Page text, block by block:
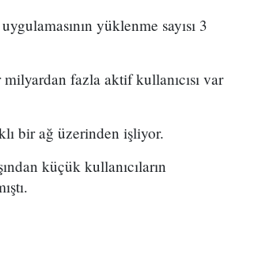
yüklenme sayısı 3
fazla aktif kullanıcısı var
bir ağ üzerinden işliyor.
küçük kullanıcıların